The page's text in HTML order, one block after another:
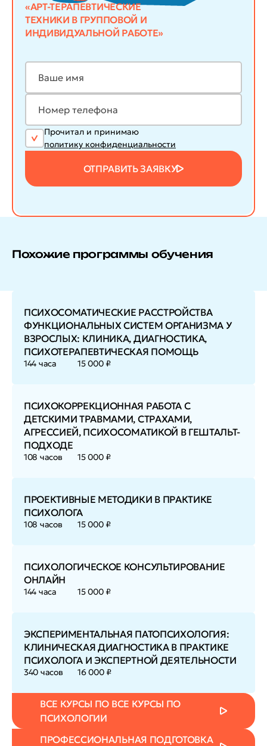
«АРТ-ТЕРАПЕВТИЧЕСКИЕ
ТЕХНИКИ В ГРУППОВОЙ И
ИНДИВИДУАЛЬНОЙ РАБОТЕ»
Прочитал и принимаю
политику конфиденциальности
ОТПРАВИТЬ ЗАЯВКУ
Похожие программы обучения
ПСИХОСОМАТИЧЕСКИЕ РАССТРОЙСТВА
ФУНКЦИОНАЛЬНЫХ СИСТЕМ ОРГАНИЗМА У
ВЗРОСЛЫХ: КЛИНИКА, ДИАГНОСТИКА,
ПСИХОТЕРАПЕВТИЧЕСКАЯ ПОМОЩЬ
144 часа 15 000 ₽
ПСИХОКОРРЕКЦИОННАЯ РАБОТА С
ДЕТСКИМИ ТРАВМАМИ, СТРАХАМИ,
АГРЕССИЕЙ, ПСИХОСОМАТИКОЙ В ГЕШТАЛЬТ-
ПОДХОДЕ
108 часов 15 000 ₽
ПРОЕКТИВНЫЕ МЕТОДИКИ В ПРАКТИКЕ
ПСИХОЛОГА
108 часов 15 000 ₽
ПСИХОЛОГИЧЕСКОЕ КОНСУЛЬТИРОВАНИЕ
ОНЛАЙН
144 часа 15 000 ₽
ЭКСПЕРИМЕНТАЛЬНАЯ ПАТОПСИХОЛОГИЯ:
КЛИНИЧЕСКАЯ ДИАГНОСТИКА В ПРАКТИКЕ
ПСИХОЛОГА И ЭКСПЕРТНОЙ ДЕЯТЕЛЬНОСТИ
340 часов 16 000 ₽
ВСЕ КУРСЫ ПО ВСЕ КУРСЫ ПО
ПСИХОЛОГИИ
ПРОФЕССИОНАЛЬНАЯ ПОДГОТОВКА